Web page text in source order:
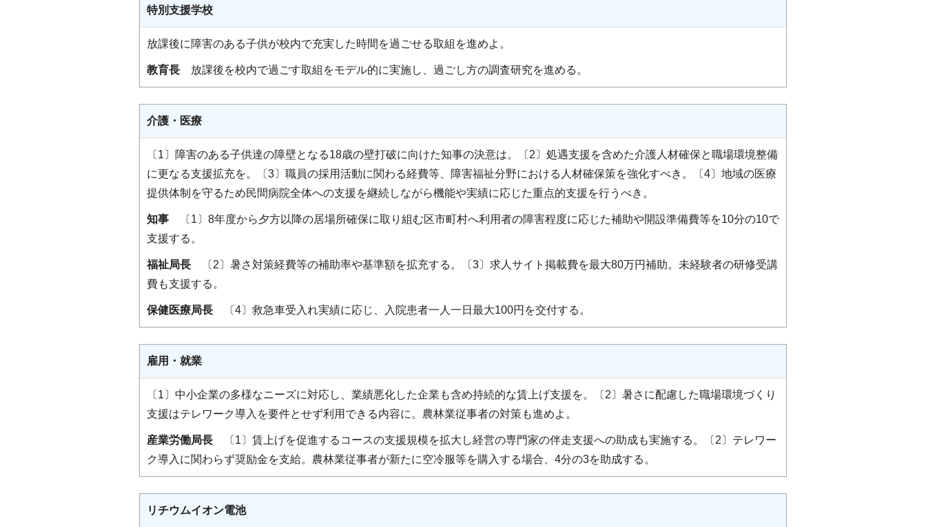
特別支援学校
放課後に障害のある子供が校内で充実した時間を過ごせる取組を進めよ。
教育長 放課後を校内で過ごす取組をモデル的に実施し、過ごし方の調査研究を進める。
介護・医療
〔1〕障害のある子供達の障壁となる18歳の壁打破に向けた知事の決意は。〔2〕処遇支援を含めた介護人材確保と職場環境整備
に更なる支援拡充を。〔3〕職員の採用活動に関わる経費等、障害福祉分野における人材確保策を強化すべき。〔4〕地域の医療
提供体制を守るため民間病院全体への支援を継続しながら機能や実績に応じた重点的支援を行うべき。
知事 〔1〕8年度から夕方以降の居場所確保に取り組む区市町村へ利用者の障害程度に応じた補助や開設準備費等を10分の10で
支援する。
福祉局長 〔2〕暑さ対策経費等の補助率や基準額を拡充する。〔3〕求人サイト掲載費を最大80万円補助。未経験者の研修受講
費も支援する。
保健医療局長 〔4〕救急車受入れ実績に応じ、入院患者一人一日最大100円を交付する。
雇用・就業
〔1〕中小企業の多様なニーズに対応し、業績悪化した企業も含め持続的な賃上げ支援を。〔2〕暑さに配慮した職場環境づくり
支援はテレワーク導入を要件とせず利用できる内容に。農林業従事者の対策も進めよ。
産業労働局長 〔1〕賃上げを促進するコースの支援規模を拡大し経営の専門家の伴走支援への助成も実施する。〔2〕テレワー
ク導入に関わらず奨励金を支給。農林業従事者が新たに空冷服等を購入する場合、4分の3を助成する。
リチウムイオン電池